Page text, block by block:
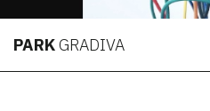
PARKGRADIVA